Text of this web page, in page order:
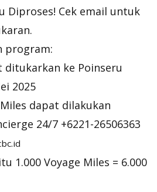
Diproses! Cek email untuk
program:
ditukarkan ke Poinseru
2025
dapat dilakukan
24/7 +6221-26506363
1.000 Voyage Miles = 6.000